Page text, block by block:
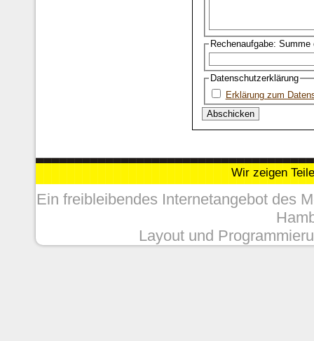
Rechenaufgabe:
Datenschutzerklärung
Erklärung zum
Wir zeigen
Ein freibleibendes Internetangebot des
Layout und